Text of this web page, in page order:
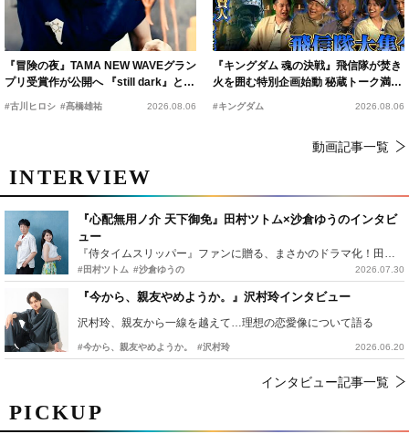
PICKUP
『冒険の夜』TAMA NEW WAVEグラン
プリ受賞作が公開へ 『still dark』と同
時上映決定
#古川ヒロシ #髙橋雄祐 2026.08.06
『キングダム 魂の決戦』飛信隊が焚き
火を囲む特別企画始動 秘蔵トーク満載
の“キングダムキャンプ”開催
#キングダム 2026.08.06
動画記事一覧
INTERVIEW
『心配無用ノ介 天下御免』田村ツトム×沙倉ゆうのインタビ
ュー
『侍タイムスリッパー』ファンに贈る、まさかのドラマ化！田村ツトム×沙倉ゆうのが語る『心配無用ノ介』撮影秘話
#田村ツトム #沙倉ゆうの 2026.07.30
『今から、親友やめようか。』沢村玲インタビュー
沢村玲、親友から一線を越えて…理想の恋愛像について語る
#今から、親友やめようか。 #沢村玲 2026.06.20
インタビュー記事一覧